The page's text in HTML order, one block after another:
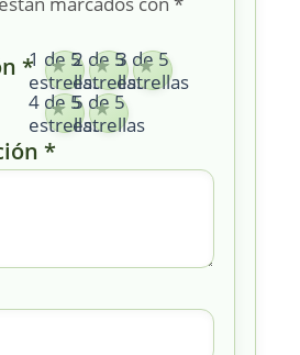
*1 de 5
estrellas
2 de 5
estrellas
3 de 5
estrellas
4 de 5
estrellas
5 de 5
estrellas
*